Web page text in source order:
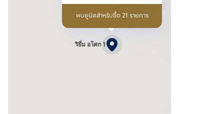
ริธึ่ม อโศก 1
พบยูนิตสำหรับซื้อ 21 รายการ